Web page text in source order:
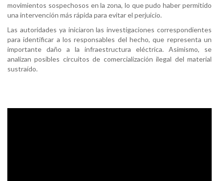
movimientos sospechosos en la zona, lo que pudo haber permitido
una intervención más rápida para evitar el perjuicio.
Las autoridades ya iniciaron las investigaciones correspondientes
para identificar a los responsables del hecho, que representa un
importante daño a la infraestructura eléctrica. Asimismo, se
analizan posibles circuitos de comercialización ilegal del material
sustraído.